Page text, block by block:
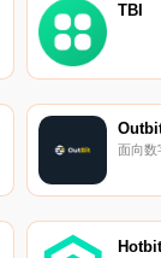
TBI
面向数
Hotbit